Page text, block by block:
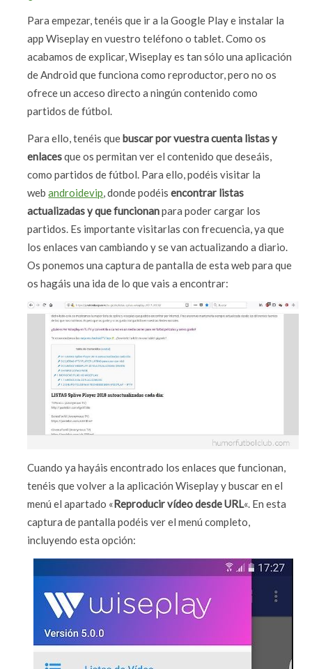
Para empezar, tenéis que ir a la Google Play e instalar la
app Wiseplay en vuestro teléfono o tablet. Como os
acabamos de explicar, Wiseplay es tan sólo una aplicación
de Android que funciona como reproductor, pero no os
ofrece un acceso directo a ningún contenido como
partidos de fútbol.
Para ello, tenéis quebuscar por vuestra cuenta listas y
enlacesque os permitan ver el contenido que deseáis,
como partidos de fútbol. Para ello, podéis visitar la
webandroidevip , donde podéisencontrar listas
actualizadas y que funcionanpara poder cargar los
partidos. Es importante visitarlas con frecuencia, ya que
los enlaces van cambiando y se van actualizando a diario.
Os ponemos una captura de pantalla de esta web para que
os hagáis una ida de lo que vais a encontrar:
Cuando ya hayáis encontrado los enlaces que funcionan,
tenéis que volver a la aplicación Wiseplay y buscar en el
menú el apartado «Reproducir vídeo desde URL «. En esta
captura de pantalla podéis ver el menú completo,
incluyendo esta opción: